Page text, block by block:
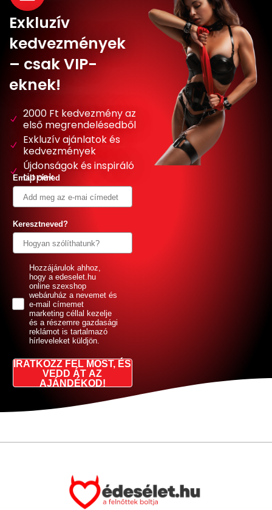
Exkluzív
kedvezmények
– csak VIP-
eknek!
2000 Ft kedvezmény az
első megrendelésedből
Exkluzív ajánlatok és
kedvezmények
Újdonságok és inspiráló
tippek
Email címed
Keresztneved?
GDPRHozzájárulok ahhoz,
hogy a edeselet.hu
online szexshop
webáruház a nevemet és
e-mail címemet
marketing céllal kezelje
és a részemre gazdasági
reklámot is tartalmazó
hírleveleket küldjön.
IRATKOZZ FEL MOST, ÉS
VEDD ÁT AZ
AJÁNDÉKOD!